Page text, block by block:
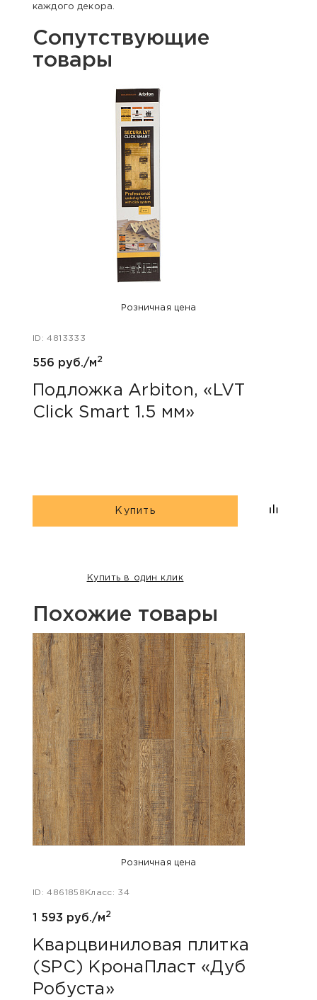
каждого декора.
Сопутствующие
товары
Розничная цена
ID: 4813333
556 руб./м2
Подложка Arbiton, «LVT
Click Smart 1.5 мм»
Купить
Купить в один клик
Похожие товары
Розничная цена
ID: 4861858 Класс: 34
1 593 руб./м2
Кварцвиниловая плитка
(SPC) КронаПласт «Дуб
Робуста»